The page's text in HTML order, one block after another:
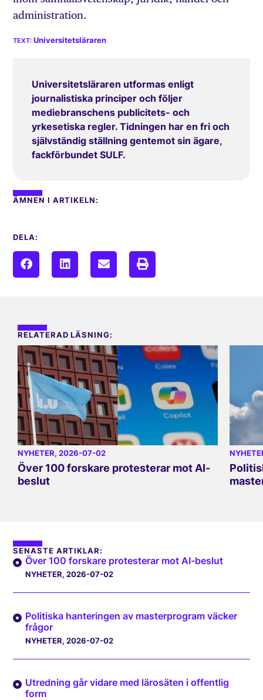
administration.
Universitetsläraren
Universitetsläraren utformas enligt
journalistiska principer och följer
mediebranschens publicitets- och
yrkesetiska regler. Tidningen har en fri och
självständig ställning gentemot sin ägare,
fackförbundet SULF.
ÄMNEN I ARTIKELN:
DELA:
RELATERAD LÄSNING:
NYHETER, 2026-07-02
Över 100 forskare protesterar mot AI-
beslut
SENASTE ARTIKLAR:
Över 100 forskare protesterar mot AI-beslut
NYHETER, 2026-07-02
Politiska hanteringen av masterprogram väcker
frågor
NYHETER, 2026-07-02
Utredning går vidare med lärosäten i offentlig
form